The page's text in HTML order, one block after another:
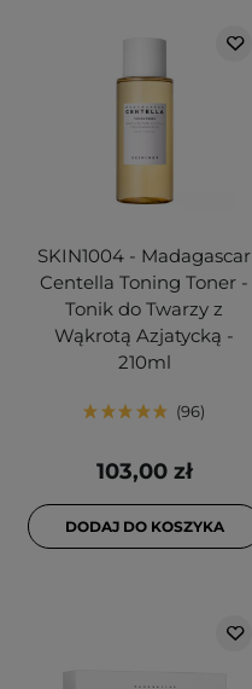
SKIN1004 - Madagascar
Centella Toning Toner -
Tonik do Twarzy z
Wąkrotą Azjatycką -
210ml
96
103,00 zł
DODAJ DO KOSZYKA